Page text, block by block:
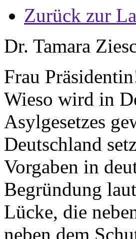
Zurück zur
Dr. Tamara
Frau
Wieso wird in
Asylgesetzes
Deutschland
Vorgaben in
Begründung
Lücke, die
neben dem